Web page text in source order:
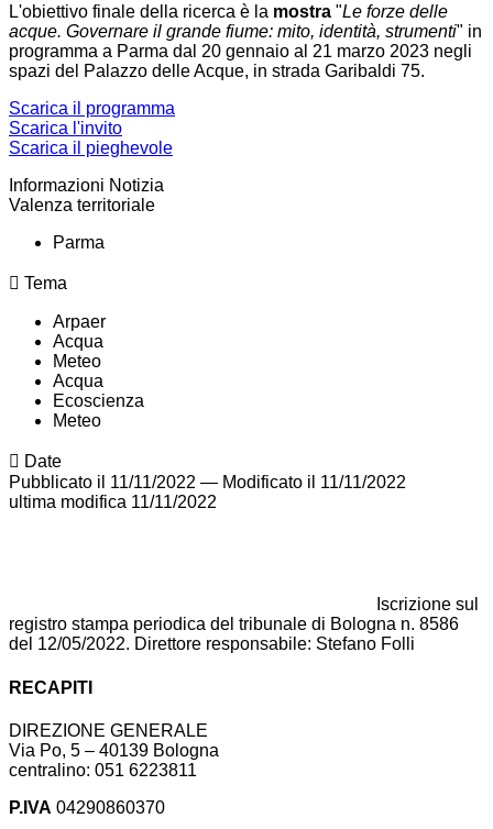
L'obiettivo finale della ricerca è la mostra "Le forze delle
acque. Governare il grande fiume: mito, identità, strumenti" in
programma a Parma dal 20 gennaio al 21 marzo 2023 negli
spazi del Palazzo delle Acque, in strada Garibaldi 75.
Scarica il programma
Scarica l'invito
Scarica il pieghevole
Informazioni Notizia
Valenza territoriale
Parma
Tema
Arpaer
Acqua
Meteo
Acqua
Ecoscienza
Meteo
Date
Pubblicato il 11/11/2022 — Modificato il 11/11/2022
ultima modifica 11/11/2022
Iscrizione sul
registro stampa periodica del tribunale di Bologna n. 8586
del 12/05/2022. Direttore responsabile: Stefano Folli
RECAPITI
DIREZIONE GENERALE
Via Po, 5 – 40139 Bologna
centralino: 051 6223811
P.IVA 04290860370